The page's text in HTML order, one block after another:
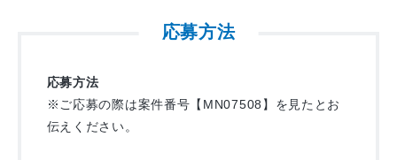
応募方法
応募方法
※ご応募の際は案件番号【MN07508】を見たとお
伝えください。